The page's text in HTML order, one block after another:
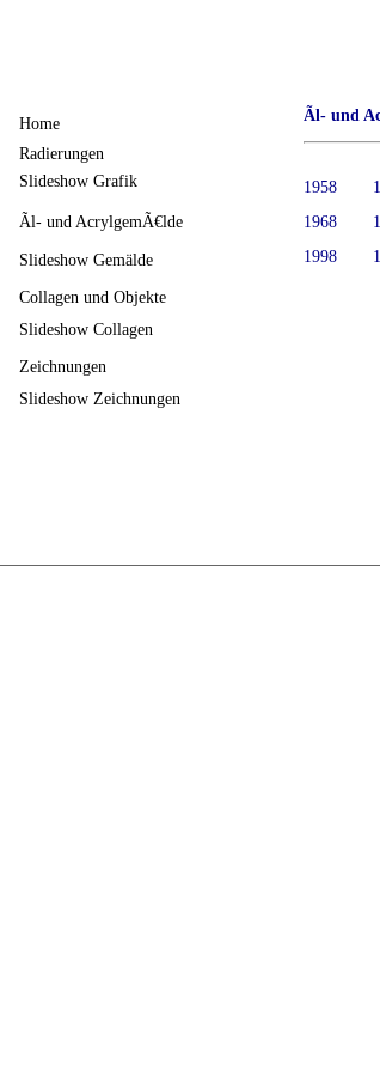
Ãl- und
1958
1968
1998
Home
Radierungen
Slideshow Grafik
Ãl- und AcrylgemÃ€lde
Slideshow Gemälde
Collagen und Objekte
Slideshow Collagen
Zeichnungen
Slideshow Zeichnungen